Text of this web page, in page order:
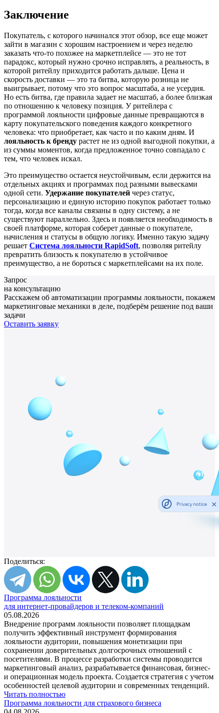
Заключение
Покупатель, с которого начинался этот обзор, все еще может
зайти в магазин с хорошим настроением и через неделю
заказать что-то похожее на маркетплейсе — это не тот
парадокс, который нужно срочно исправлять, а реальность, в
которой ритейлу приходится работать дальше. Цена и
скорость доставки — это та битва, которую розница не
выигрывает, потому что это вопрос масштаба, а не усердия.
Но есть битва, где правила задает не масштаб, а более близкая
по отношению к человеку позиция. У ритейлера с
программой лояльности цифровые данные превращаются в
карту покупательского поведения каждого конкретного
человека: что приобретает, как часто и по каким дням. И
лояльность к бренду растет не из одной выгодной покупки, а
из суммы моментов, когда предложенное точно совпадало с
тем, что человек искал.
Это преимущество остается неустойчивым, если держится на
отдельных акциях и программах под разными вывесками
одной сети. Удержание покупателей через статус,
персонализацию и единую историю покупок работает только
тогда, когда все каналы связаны в одну систему, а не
существуют параллельно. Здесь и появляется необходимость в
своей платформе, которая соберет данные о покупателе,
начисления и статусы в общую логику. Именно такую задачу
решает Система лояльности RapidSoft, позволяя ритейлу
превратить близость к покупателю в устойчивое
преимущество, а не бороться с маркетплейсами на их поле.
Запрос
на консультацию
Расскажем об автоматизации программы лояльности, покажем
маркетинговые механики в деле, подберём решение под ваши
задачи
Оставить заявку
Поделиться:
Программа лояльности
для интернет-провайдеров и телеком-компаний
05.08.2026
Внедрение программ лояльности позволяет площадкам
получить эффективный инструмент формирования
лояльности аудитории, повышения монетизации при
сохранении доверительных долгосрочных отношений с
посетителями. В процессе разработки системы проводится
маркетинговый анализ, разрабатывается финансовая, бизнес-
и операционная модель проекта. Создается стратегия с учетом
особенностей целевой аудитории и современных тенденций.
Читать полностью
Программа лояльности для страхового бизнеса
Privacy notice